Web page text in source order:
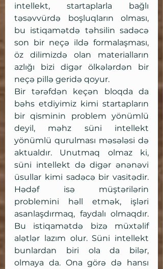
intellekt, startaplarla bağlı
təsəvvürdə boşluqların olması,
bu istiqamətdə təhsilin sadəcə
son bir neçə ildə formalaşması,
öz dilimizdə olan materialların
azlığı bizi digər ölkələrdən bir
neçə pillə geridə qoyur.
Bir tərəfdən keçən bloqda da
bəhs etdiyimiz kimi startapların
bir qisminin problem yönümlü
deyil, məhz süni intellekt
yönümlü qurulması məsələsi də
aktualdır. Unutmaq olmaz ki,
süni intellekt də digər ənənəvi
üsullar kimi sadəcə bir vasitədir.
Hədəf isə müştərilərin
problemini həll etmək, işləri
asanlaşdırmaq, faydalı olmaqdır.
Bu istiqamətdə bizə müxtəlif
alətlər lazım olur. Süni intellekt
bunlardan biri ola da bilər,
olmaya da. Ona görə də hansı